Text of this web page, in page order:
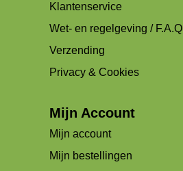
Klantenservice
Wet- en regelgeving /
Verzending
Privacy & Cookies
Mijn Account
Mijn account
Mijn bestellingen